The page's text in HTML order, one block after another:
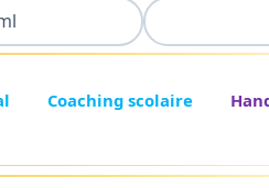
Coaching scolaire